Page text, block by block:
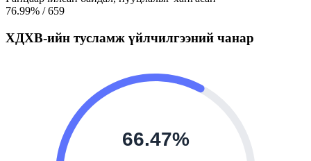
76.99% /659
ХДХВ-ийн тусламж үйлчилгээний чанар
66.47%